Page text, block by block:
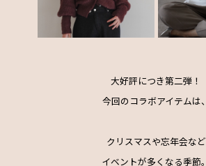
大好評につき第二弾！
今回のコラボアイテムは、
クリスマスや忘年会など
イベントが多くなる季節。